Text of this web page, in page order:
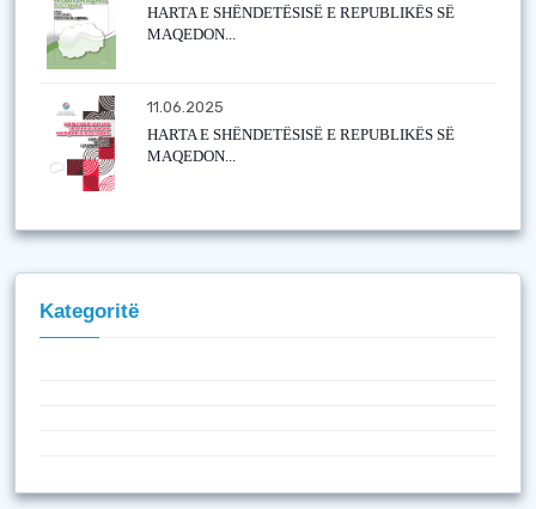
HARTA E SHËNDETËSISË E REPUBLIKËS SË
MAQEDON...
11.06.2025
HARTA E SHËNDETËSISË E REPUBLIKËS SË
MAQEDON...
Kategoritë